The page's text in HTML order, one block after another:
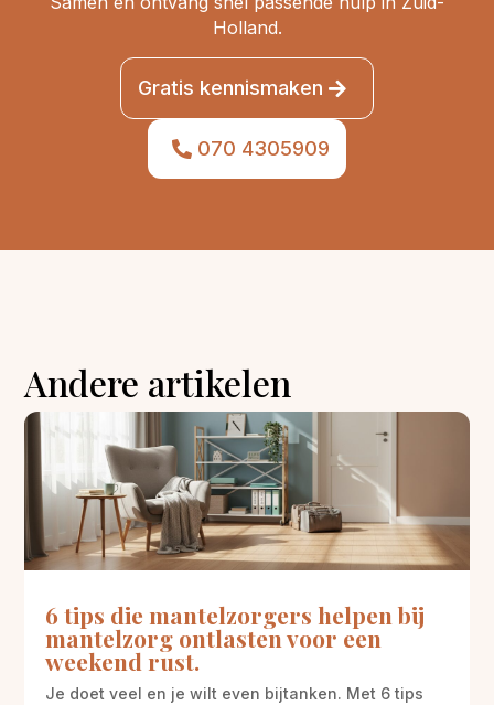
Holland.
Gratis kennismaken
070 4305909
Andere artikelen
6 tips die mantelzorgers helpen bij
mantelzorg ontlasten voor een
weekend rust.
Je doet veel en je wilt even bijtanken. Met 6 tips